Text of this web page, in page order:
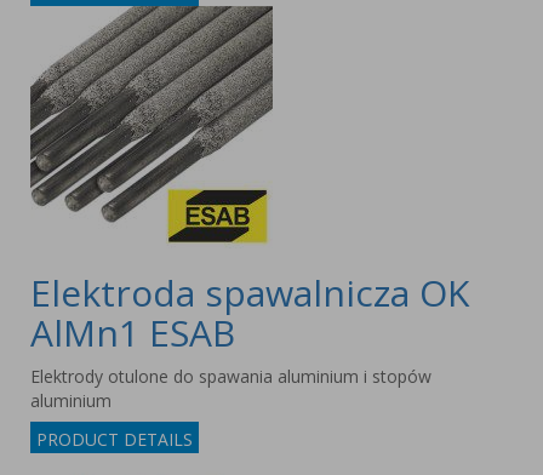
Elektroda spawalnicza OK
AlMn1 ESAB
Elektrody otulone do spawania aluminium i stopów
aluminium
PRODUCT DETAILS